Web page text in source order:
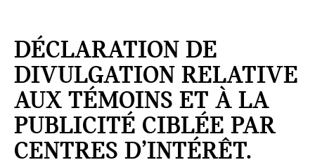
DÉCLARATION DE
DIVULGATION RELATIVE
AUX TÉMOINS ET À LA
PUBLICITÉ CIBLÉE PAR
CENTRES D’INTÉRÊT.